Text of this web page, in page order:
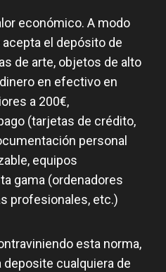
económico. A modo
el depósito de
de arte, objetos de alto
en efectivo en
a 200€,
(tarjetas de crédito,
personal
equipos
gama (ordenadores
profesionales, etc.)
esta norma,
deposite cualquiera de